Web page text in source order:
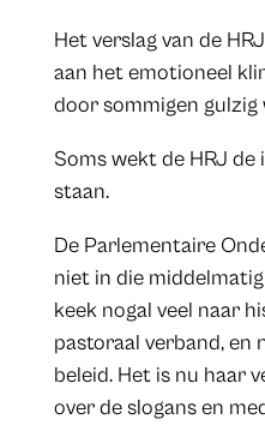
Het verslag van de
aan het emotioneel
door sommigen
Soms wekt de HRJ
staan.
De Parlementaire
niet in die
keek nogal veel naar
pastoraal verband, en
beleid. Het is nu haar
over de slogans en